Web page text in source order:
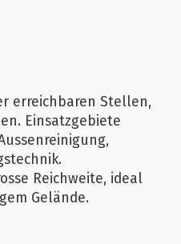
erreichbaren Stellen,
Einsatzgebiete
Reichweite, ideal
Gelände.